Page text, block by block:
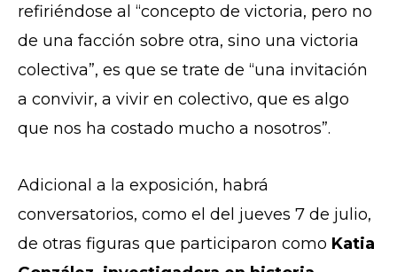
refiriéndose al “concepto de victoria, pero no
de una facción sobre otra, sino una victoria
colectiva”, es que se trate de “una invitación
a convivir, a vivir en colectivo, que es algo
que nos ha costado mucho a nosotros”.
Adicional a la exposición, habrá
conversatorios, como el del jueves 7 de julio,
de otras figuras que participaron como Katia